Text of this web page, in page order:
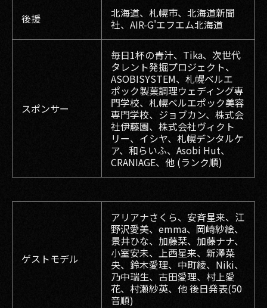
後援
北海道、札幌市、北海道新聞
社、AIR-G'エフエム北海道
スポンサー
毎日1杯の青汁、Tika、次世代
タレント発掘プロジェクト、
ASOBISYSTEM、札幌ベルエ
ポック製菓調理ウェディング専
門学校、札幌ベルエポック美容
専門学校、ジョブカン、株式会
社伊藤園、株式会社ヴィクト
リー、イシヤ、札幌デンタルケ
ア、和らいふ、Asobi Hut、
CRANIAGE、他 (ランク順)
ゲストモデル
アリアナさくら、安斉星来、江
野沢愛美、emma、岡崎紗絵、
景井ひな、加藤栞、加藤ナナ、
小室安未、上西星来、新澤菜
央、鈴木愛理、中町綾、Niki、
乃中瑞生、古田愛理、村上愛
花、村瀬紗英、他 後日発表(50
音順)